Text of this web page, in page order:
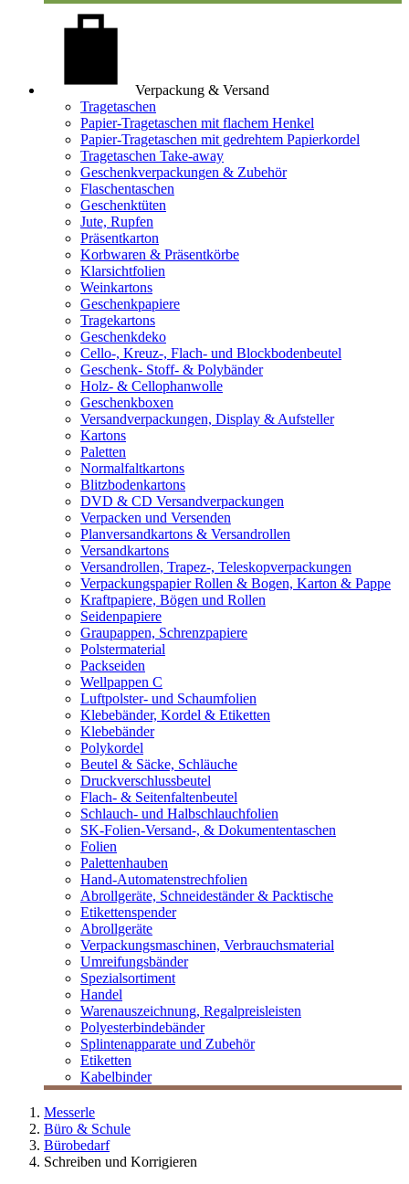
Verpackung & Versand
Tragetaschen
Papier-Tragetaschen mit flachem Henkel
Papier-Tragetaschen mit gedrehtem Papierkordel
Tragetaschen Take-away
Geschenkverpackungen & Zubehör
Flaschentaschen
Geschenktüten
Jute, Rupfen
Präsentkarton
Korbwaren & Präsentkörbe
Klarsichtfolien
Weinkartons
Geschenkpapiere
Tragekartons
Geschenkdeko
Cello-, Kreuz-, Flach- und Blockbodenbeutel
Geschenk- Stoff- & Polybänder
Holz- & Cellophanwolle
Geschenkboxen
Versandverpackungen, Display & Aufsteller
Kartons
Paletten
Normalfaltkartons
Blitzbodenkartons
DVD & CD Versandverpackungen
Verpacken und Versenden
Planversandkartons & Versandrollen
Versandkartons
Versandrollen, Trapez-, Teleskopverpackungen
Verpackungspapier Rollen & Bogen, Karton & Pappe
Kraftpapiere, Bögen und Rollen
Seidenpapiere
Graupappen, Schrenzpapiere
Polstermaterial
Packseiden
Wellpappen C
Luftpolster- und Schaumfolien
Klebebänder, Kordel & Etiketten
Klebebänder
Polykordel
Beutel & Säcke, Schläuche
Druckverschlussbeutel
Flach- & Seitenfaltenbeutel
Schlauch- und Halbschlauchfolien
SK-Folien-Versand-, & Dokumententaschen
Folien
Palettenhauben
Hand-Automatenstrechfolien
Abrollgeräte, Schneideständer & Packtische
Etikettenspender
Abrollgeräte
Verpackungsmaschinen, Verbrauchsmaterial
Umreifungsbänder
Spezialsortiment
Handel
Warenauszeichnung, Regalpreisleisten
Polyesterbindebänder
Splintenapparate und Zubehör
Etiketten
Kabelbinder
Messerle
Büro & Schule
Bürobedarf
Schreiben und Korrigieren